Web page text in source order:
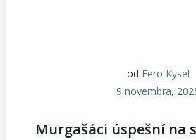
od Fero Kysel
9 novembra,
Murgašáci úspešní na